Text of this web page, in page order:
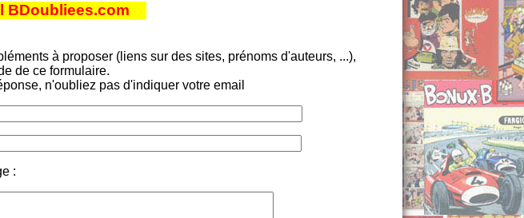
BDoubliees.com
à proposer (liens sur des sites, prénoms d'auteurs, ...),
de ce formulaire.
n'oubliez pas d'indiquer votre email
: